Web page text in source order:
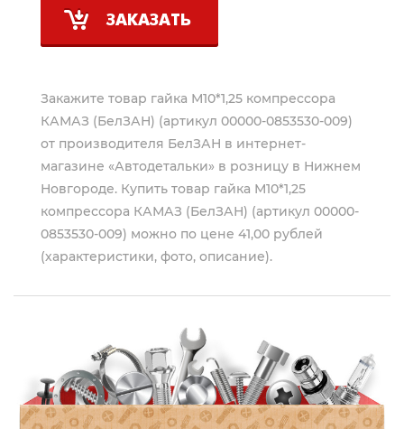
ЗАКАЗАТЬ
Закажите товар гайка М10*1,25 компрессора
КАМАЗ (БелЗАН) (артикул 00000-0853530-009)
от производителя БелЗАН в интернет-
магазине «Автодетальки» в розницу в Нижнем
Новгороде. Купить товар гайка М10*1,25
компрессора КАМАЗ (БелЗАН) (артикул 00000-
0853530-009) можно по цене 41,00 рублей
(характеристики, фото, описание).